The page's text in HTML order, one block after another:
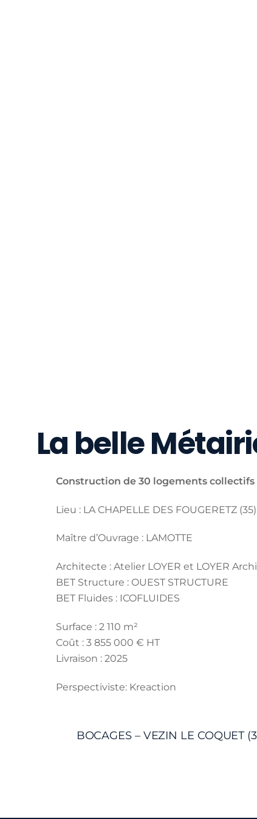
La belle
Construction de 30 logements collectifs
Lieu : LA CHAPELLE DES FOUGERETZ (35)
Maître d’Ouvrage : LAMOTTE
Architecte : Atelier LOYER et LOYER
BET Structure : OUEST STRUCTURE
BET Fluides : ICOFLUIDES
Surface : 2 110 m²
Coût : 3 855 000 € HT
Livraison : 2025
Perspectiviste: Kreaction
BOCAGES – VEZIN LE COQUET